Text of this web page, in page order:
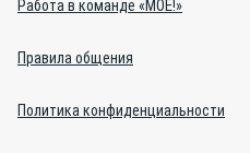
Работа в команде «МОЁ!»
Правила общения
Политика конфиденциальности